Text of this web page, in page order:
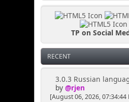
TP on Social
RECENT
3.0.3 Russian
by @rjen
[August 06, 2026, 07:34:44